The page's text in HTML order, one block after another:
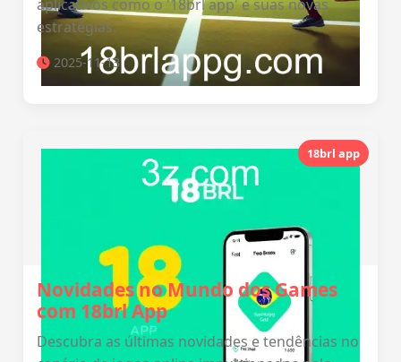
aplicativos como o '18brl app' e suas novas
estratégias.
2025-11-13
18brl app
Novidades no Mundo dos Games
com 18brl App
Descubra as últimas novidades e tendências no